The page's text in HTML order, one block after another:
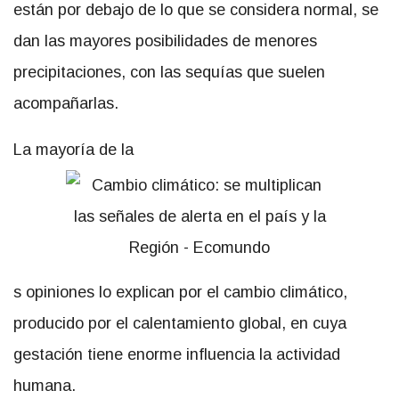
están por debajo de lo que se considera normal, se
dan las mayores posibilidades de menores
precipitaciones, con las sequías que suelen
acompañarlas.
La mayoría de la
s opiniones lo explican por el cambio climático,
producido por el calentamiento global, en cuya
gestación tiene enorme influencia la actividad
humana.